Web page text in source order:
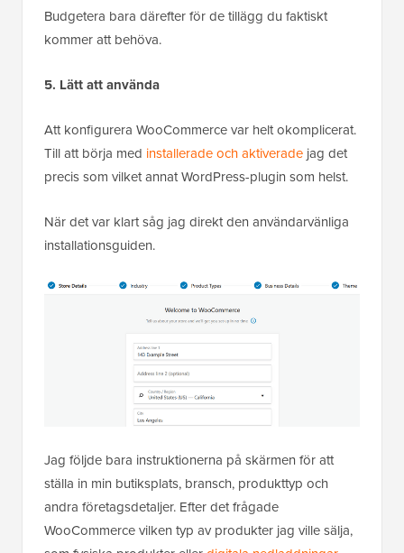
Budgetera bara därefter för de tillägg du faktiskt
kommer att behöva.
5. Lätt att använda
Att konfigurera WooCommerce var helt okomplicerat.
Till att börja med installerade och aktiverade jag det
precis som vilket annat WordPress-plugin som helst.
När det var klart såg jag direkt den användarvänliga
installationsguiden.
Jag följde bara instruktionerna på skärmen för att
ställa in min butiksplats, bransch, produkttyp och
andra företagsdetaljer. Efter det frågade
WooCommerce vilken typ av produkter jag ville sälja,